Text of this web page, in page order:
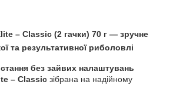
– Classic (2 гачки) 70 г — зручне
та результативної риболовлі
без зайвих налаштувань
– Classic зібрана на надійному